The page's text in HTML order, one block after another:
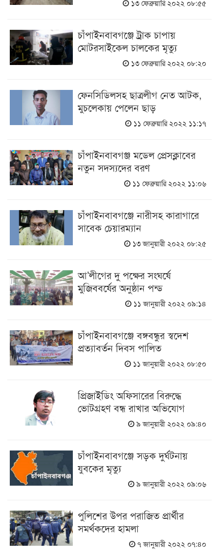
১৩ ফেব্রুয়ারি ২০২২ ০৮:৫৫
চাঁপাইনবাবগঞ্জে ট্রাক চাপায়
মোটরসাইকেল চালকের মৃত্যু
১৩ ফেব্রুয়ারি ২০২২ ০৮:২০
ফেনসিডিলসহ ছাত্রলীগ নেত আটক,
মুচলেকায় পেলেন ছাড়
১১ ফেব্রুয়ারি ২০২২ ১১:১৭
চাঁপাইনবাবগঞ্জ মডেল প্রেসক্লাবের
নতুন সদস্যদের বরণ
১১ ফেব্রুয়ারি ২০২২ ১১:০৬
চাঁপাইনবাবগঞ্জে নারীসহ কারাগারে
সাবেক চেয়ারম্যান
১৩ জানুয়ারী ২০২২ ০৮:২৫
আ’লীগের দু পক্ষের সংঘর্ষে
মুজিববর্ষের অনুষ্ঠান পন্ড
১১ জানুয়ারী ২০২২ ০৯:১৪
চাঁপাইনবাবগঞ্জে বঙ্গবন্ধুর স্বদেশ
প্রত্যাবর্তন দিবস পালিত
১১ জানুয়ারী ২০২২ ০৮:৫০
প্রিজাইডিং অফিসারের বিরুদ্ধে
ভোটগ্রহণ বন্ধ রাখার অভিযোগ
৯ জানুয়ারী ২০২২ ০৯:৪০
চাঁপাইনবাবগঞ্জে সড়ক দুর্ঘটনায়
যুবকের মৃত্যু
৯ জানুয়ারী ২০২২ ০৯:০৬
পুলিশের উপর পরাজিত প্রার্থীর
সমর্থকদের হামলা
৭ জানুয়ারী ২০২২ ০৭:৪০